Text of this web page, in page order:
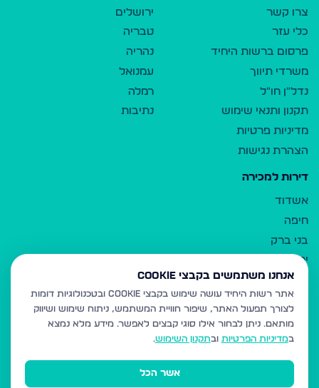
צרו קשר
כלי עזר
פרסום ברשות היחיד
משרדי תיווך
נדל"ן חו"ל
תקנון ותנאי שימוש
מדיניות פרטיות
הצהרת נגישות
ירושלים
טבריה
נהריה
עמנואל
רמלה
נתיבות
דירות למכירה
אשדוד
חיפה
בני ברק
ירושלים
אלעד
גבעת זאב
בית שמש
רכסים
מודיעין עילית
אנחנו משתמשים בקבצי Cookie
אתר רשות היחיד עושה שימוש בקבצי Cookie ובטכנולוגיות דומות
לצורך תפעול האתר, שיפור חוויית המשתמש, ניתוח שימוש ושיווק
מותאם. ניתן לבחור אילו סוגי קבצים לאפשר. מידע מלא נמצא
במדיניות הפרטיות ובתקנון השימוש.
אשר הכל